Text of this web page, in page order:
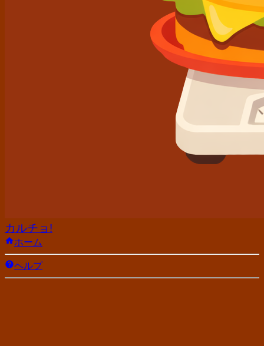
カルチョ!
ホーム
ヘルプ